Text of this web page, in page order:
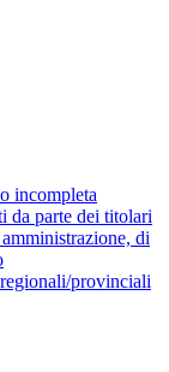
incompleta
da parte dei titolari
di
provinciali